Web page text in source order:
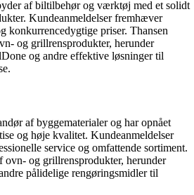
af biltilbehør og værktøj med et solidt
Kundeanmeldelser fremhæver
konkurrencedygtige priser. Thansen
og grillrensprodukter, herunder
og andre effektive løsninger til
af byggematerialer og har opnået
og høje kvalitet. Kundeanmeldelser
service og omfattende sortiment.
og grillrensprodukter, herunder
pålidelige rengøringsmidler til